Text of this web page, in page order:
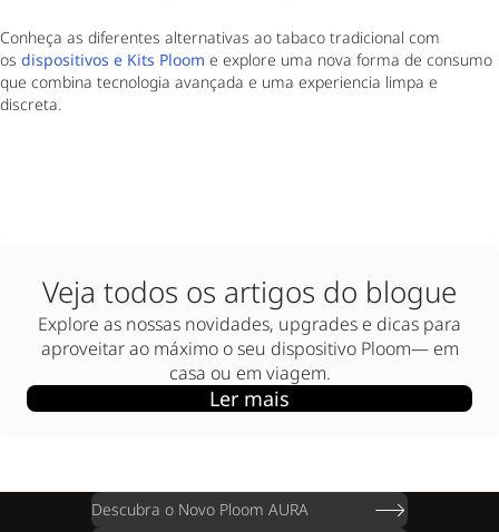
Conheça as diferentes alternativas ao tabaco tradicional com
os dispositivos e Kits Ploom e explore uma nova forma de consumo
que combina tecnologia avançada e uma experiencia limpa e
discreta.
Veja todos os artigos do blogue
Explore as nossas novidades, upgrades e dicas para
aproveitar ao máximo o seu dispositivo Ploom— em
casa ou em viagem.
Ler mais
Descubra o Novo Ploom AURA